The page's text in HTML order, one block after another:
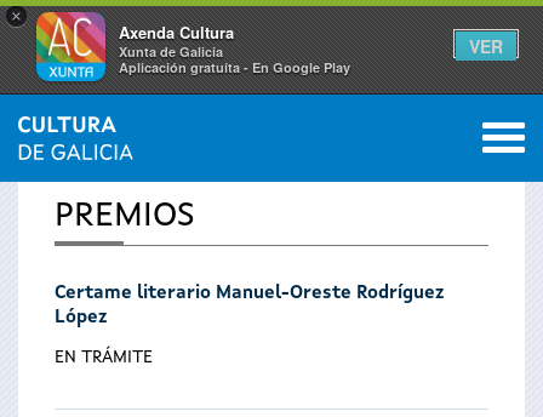
×
Axenda Cultura
Xunta de Galicia
Aplicación gratuíta - En Google Play
VER
Vostede
está
aquí
INICIO 0
PREMIOS
Certame literario Manuel-Oreste Rodríguez
López
EN TRÁMITE